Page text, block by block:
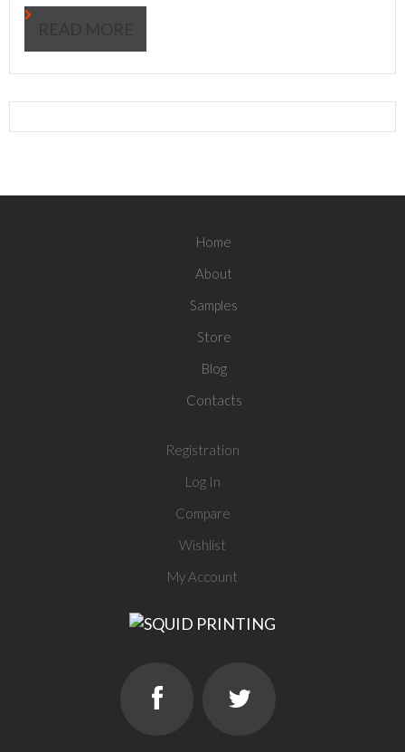
READ MORE
Home
About
Samples
Store
Blog
Contacts
Registration
Log In
Compare
Wishlist
My Account